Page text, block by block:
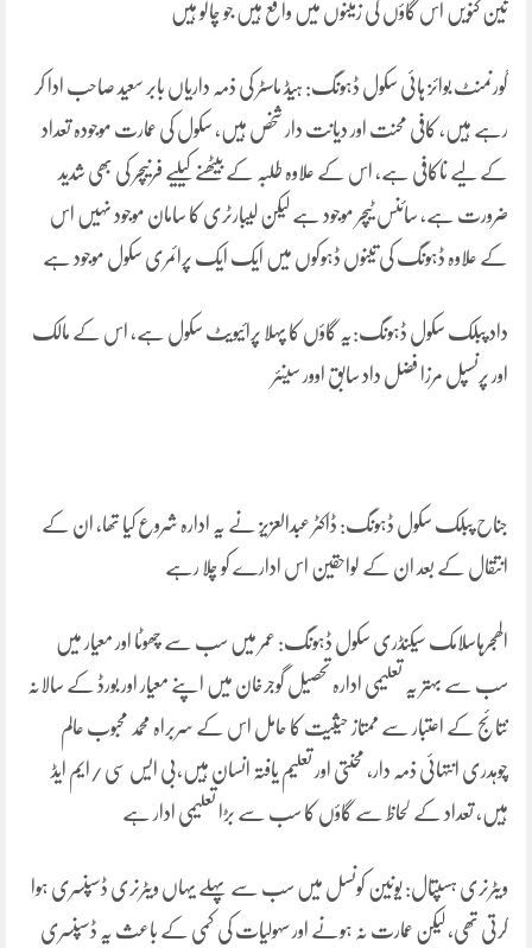
تین کنویں اس گاؤں کی زمینوں میں واقع ہیں جو چالو ہیں
گورنمنٹ بوائز ہائی سکول ڈہونگ: ہیڈ ماسٹر کی ذمہ داریاں بابر سعید صاحب ادا کر
رہے ہیں، کافی محنت اور دیانت دار شخص ہیں، سکول کی عمارت موجودہ تعداد
کے لیے ناکافی ہے، اس کے علاوہ طلبہ کے بیٹھنے کیلیے فرنیچر کی بھی شدید
ضرورت ہے، سائنس ٹیچر موجود ہے لیکن لیبارٹری کا سامان موجود نہیں اس
کے علاوہ ڈہونگ کی تینوں ڈہوکوں میں ایک ایک پرائمری سکول موجود ہے
داد پبلک سکول ڈہونگ:یہ گاؤں کا پہلا پرائیویٹ سکول ہے، اس کے مالک
اور پرنسپل مرزا فضل داد سابق اوور سینئر
جناح پبلک سکول ڈہونگ: ڈاکٹر عبدالعزیز نے یہ ادارہ شروع کیا تھا، ان کے
انتقال کے بعد ان کے لواحقین اس ادارے کو چلا رہے
الھجرہاسلامک سیکنڈری سکول ڈہونگ: عمر میں سب سے چھوٹا اور معیار میں
سب سے بہتر یہ تعلیمی ادارہ تحصیل گوجرخان میں اپنے معیار اور بورڈ کے سالانہ
نتائج کے اعتبار سے ممتاز حیثیت کا حامل اس کے سربراہ محمد محبوب عالم
چوہدری انتہائی ذمہ دار، محنتی اور تعلیم یافتہ انسان ہیں،بی ایس سی /ایم ایڈ
ہیں، تعداد کے لحاظ سے گاؤں کا سب سے بڑا تعلیمی ادار ہے
ویٹرنری ہسپتال: یونین کونسل میں سب سے پہلے یہاں ویٹرنری ڈسپنسری ہوا
کرتی تھی، لیکن عمارت نہ ہونے اور سہولیات کی کمی کے باعث یہ ڈسپنسری